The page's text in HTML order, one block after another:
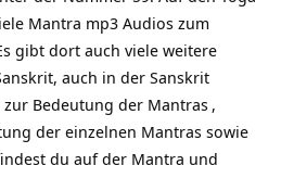
Mantra mp3 Audios zum
gibt dort auch viele weitere
auch in der Sanskrit
zur Bedeutung der Mantras ,
der einzelnen Mantras sowie
du aufder Mantra und